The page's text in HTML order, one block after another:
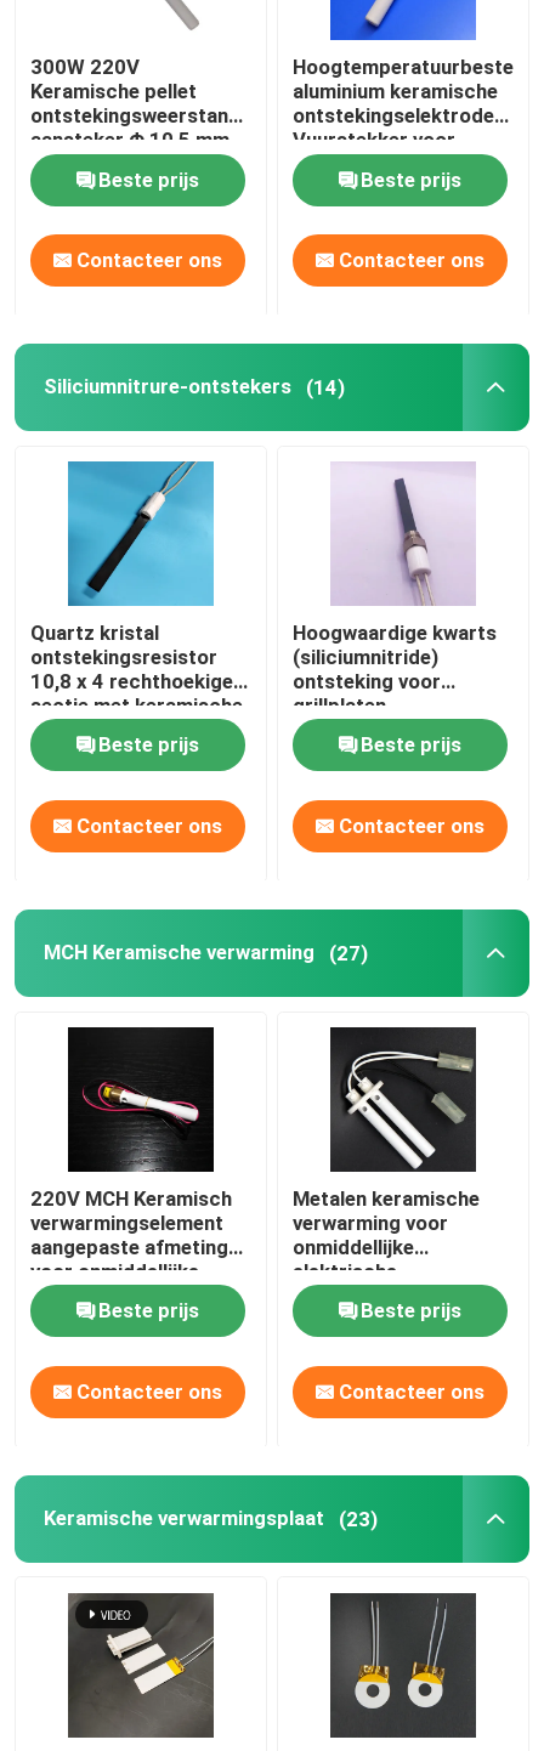
Commerciële ozonmachine
Draagbare ozonmachine
Hoogspanningsweerstand
300W 220V
Keramische pellet
ontstekingsweerstand
aansteker Φ 10,5 mm
Beste prijs
Contacteer ons
aluminium keramische
ontstekingselektroden
Vuurstekker voor
pelletkachel
Beste prijs
Contacteer ons
Siliciumnitrure-ontstekers (14)
Quartz kristal
ontstekingsresistor
10,8 x 4 rechthoekige
sectie met keramische
bevestigingsflens
Beste prijs
Contacteer ons
Hoogwaardige kwarts
(siliciumnitride)
ontsteking voor
grillplaten
Beste prijs
Contacteer ons
MCH Keramische verwarming (27)
220V MCH Keramisch
verwarmingselement
aangepaste afmeting
voor onmiddellijke
warme
waterverwarming
Beste prijs
Contacteer ons
Metalen keramische
verwarming voor
onmiddellijke
elektrische
waterverwarming
Beste prijs
Contacteer ons
Keramische verwarmingsplaat (23)